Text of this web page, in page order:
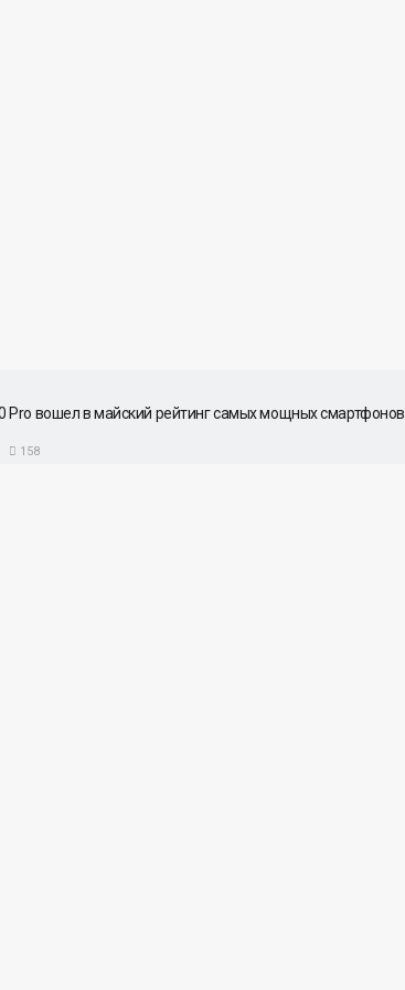
Pro вошел в майский рейтинг самых мощных смартфонов
158